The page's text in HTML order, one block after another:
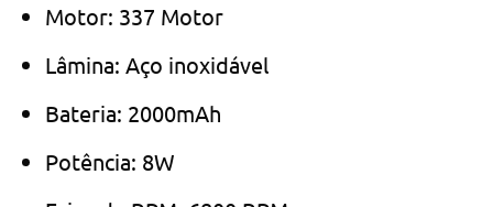
Motor: 337 Motor
Lâmina: Aço inoxidável
Bateria: 2000mAh
Potência: 8W